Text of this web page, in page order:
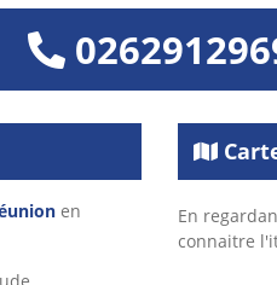
en
En
connaitre